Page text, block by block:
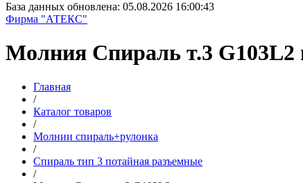
База данных обновлена: 05.08.2026 16:00:43
Фирма "АТЕКС"
Молния Спираль т.3 G103L2
Главная
/
Каталог товаров
/
Молнии спираль+рулонка
/
Спираль тип 3 потайная разъемные
/